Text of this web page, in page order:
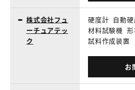
株式会社フュ
ーチュアテッ
ク
硬度計 自動
材料試験機
試料作成装置
お